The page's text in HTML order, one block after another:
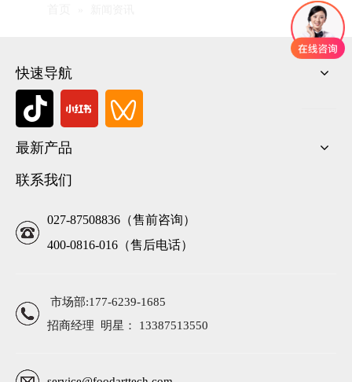
快速导航
最新产品
联系我们
027-87508836（售前咨询）
400-0816-016（售后电话）
市场部:177-6239-1685
招商经理 明星： 13387513550